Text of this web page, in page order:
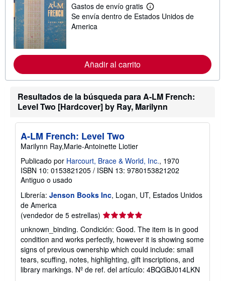
Gastos de envío gratis
M
á
o
ó
n
o
a
s
t
i
d
e
e
n
v
í
o
Se envía dentro de Estados Unidos de
America
Añadir al carrito
Resultados de la búsqueda para A-LM French:
Level Two [Hardcover] by Ray, Marilynn
A-LM French: Level Two
Marilynn Ray,Marie-Antoinette Liotier
Publicado por Harcourt, Brace & World, Inc., 1970
ISBN 10: 0153821205 / ISBN 13: 9780153821202
Antiguo o usado
Librería: Jenson Books Inc, Logan, UT, Estados Unidos
de America
(vendedor de 5 estrellas) Calificación
del
vendedor:
5
de
5
estrellas
unknown_binding. Condición: Good. The item is in good
condition and works perfectly, however it is showing some
signs of previous ownership which could include: small
tears, scuffing, notes, highlighting, gift inscriptions, and
library markings. Nº de ref. del artículo: 4BQGBJ014LKN